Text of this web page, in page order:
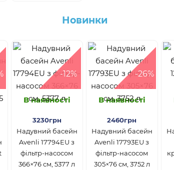
Новинки
-12%
В наявності
3230грн
Надувний басейн
Avenli 17794EU з
фільтр-насосом
366×76 см, 5377 л
-26%
В наявності
2460грн
Надувний басейн
Avenli 17793EU з
фільтр-насосом
305×76 см, 3752 л